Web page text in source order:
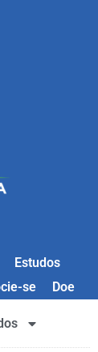
Estudos
se Doe